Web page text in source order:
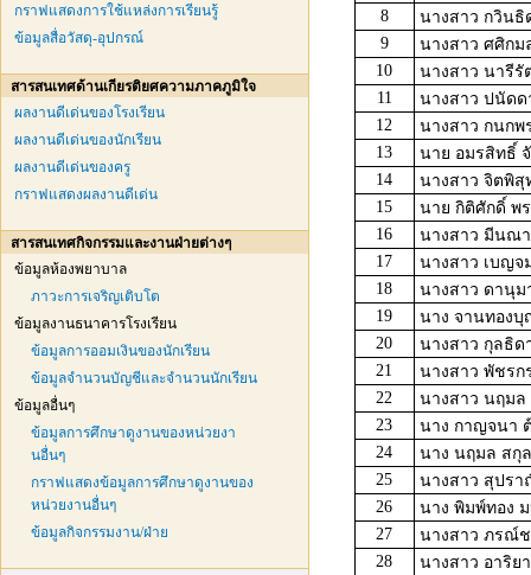
กราฟแสดงการใช้แหล่งการเรียนรู้
ข้อมูลสื่อวัสดุ-อุปกรณ์
สารสนเทศด้านเกียรติยศความภาคภูมิใจ
ผลงานดีเด่นของโรงเรียน
ผลงานดีเด่นของนักเรียน
ผลงานดีเด่นของครู
กราฟแสดงผลงานดีเด่น
สารสนเทศกิจกรรมและงานฝ่ายต่างๆ
ข้อมูลห้องพยาบาล
ภาวะการเจริญเติบโต
ข้อมูลงานธนาคารโรงเรียน
ข้อมูลการออมเงินของนักเรียน
ข้อมูลจำนวนบัญชีและจำนวนนักเรียน
ข้อมูลอื่นๆ
ข้อมูลการศึกษาดูงานของหน่วยงา
นอื่นๆ
กราฟแสดงข้อมูลการศึกษาดูงานของ
หน่วยงานอื่นๆ
ข้อมูลกิจกรรมงาน/ฝ่าย
8
นางสาว กวินธิ
9
นางสาว ศศิกม
10
นางสาว นารีรั
11
นางสาว ปนัด
12
นางสาว กนก
13
นาย อมรสิทธิ์
14
นางสาว จิตพิ
15
นาย กิติศักดิ์ พ
16
นางสาว มีนณ
17
นางสาว เบญจ
18
นางสาว ดานุม
19
นาง จานทอง
20
นางสาว กุลธิ
21
นางสาว พัชร
22
นางสาว นฤม
23
นาง กาญจนา
24
นาง นฤมล สกุ
25
นางสาว สุปรา
26
นาง พิมพ์ทอง
27
นางสาว ภรณ์
28
นางสาว อาริย